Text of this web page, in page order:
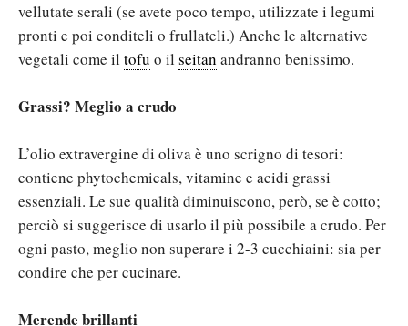
vellutate serali (se avete poco tempo, utilizzate i legumi
pronti e poi conditeli o frullateli.) Anche le alternative
vegetali come il tofu o il seitan andranno benissimo.
Grassi? Meglio a crudo
L’olio extravergine di oliva è uno scrigno di tesori:
contiene phytochemicals, vitamine e acidi grassi
essenziali. Le sue qualità diminuiscono, però, se è cotto;
perciò si suggerisce di usarlo il più possibile a crudo. Per
ogni pasto, meglio non superare i 2-3 cucchiaini: sia per
condire che per cucinare.
Merende brillanti